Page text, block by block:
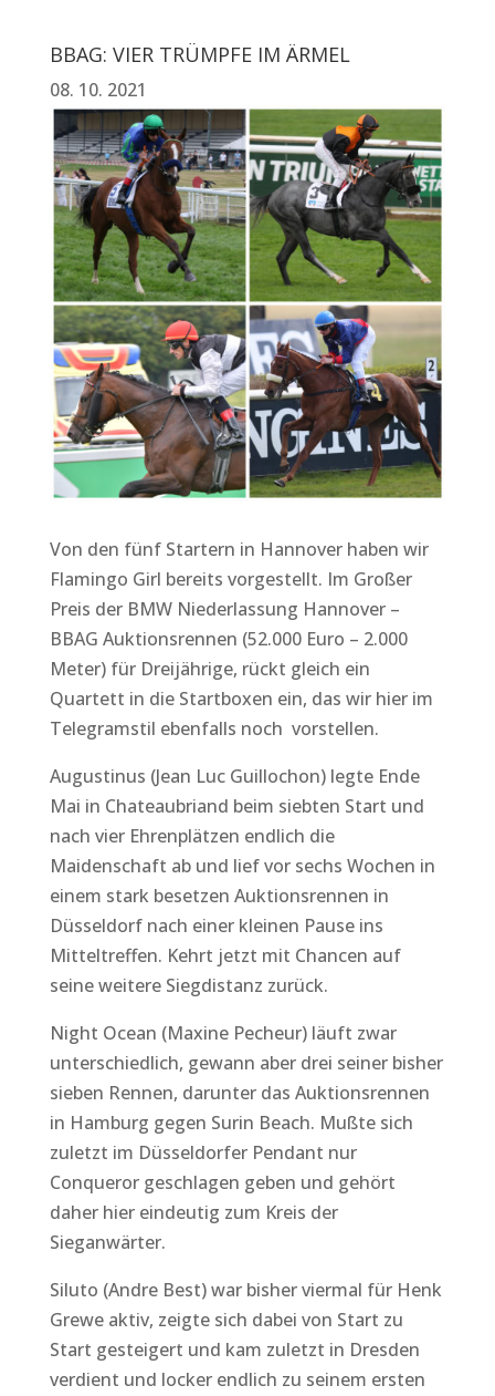
BBAG: VIER TRÜMPFE IM ÄRMEL
08. 10. 2021
Von den fünf Startern in Hannover haben wir
Flamingo Girl bereits vorgestellt. Im Großer
Preis der BMW Niederlassung Hannover –
BBAG Auktionsrennen (52.000 Euro – 2.000
Meter) für Dreijährige, rückt gleich ein
Quartett in die Startboxen ein, das wir hier im
Telegramstil ebenfalls noch vorstellen.
Augustinus (Jean Luc Guillochon) legte Ende
Mai in Chateaubriand beim siebten Start und
nach vier Ehrenplätzen endlich die
Maidenschaft ab und lief vor sechs Wochen in
einem stark besetzen Auktionsrennen in
Düsseldorf nach einer kleinen Pause ins
Mitteltreffen. Kehrt jetzt mit Chancen auf
seine weitere Siegdistanz zurück.
Night Ocean (Maxine Pecheur) läuft zwar
unterschiedlich, gewann aber drei seiner bisher
sieben Rennen, darunter das Auktionsrennen
in Hamburg gegen Surin Beach. Mußte sich
zuletzt im Düsseldorfer Pendant nur
Conqueror geschlagen geben und gehört
daher hier eindeutig zum Kreis der
Sieganwärter.
Siluto (Andre Best) war bisher viermal für Henk
Grewe aktiv, zeigte sich dabei von Start zu
Start gesteigert und kam zuletzt in Dresden
verdient und locker endlich zu seinem ersten